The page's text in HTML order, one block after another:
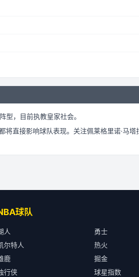
型，
目前执教皇家社会。
将直接影响球队表现。关注佩莱格里诺·马塔
球队
人
勇士
尔特人
热火
鹿
掘金
行侠
球星指数